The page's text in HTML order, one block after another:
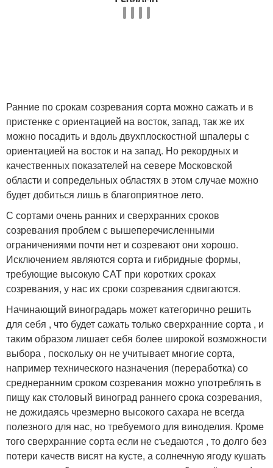
Ранние по срокам созревания сорта можно сажать и в
пристенке с ориентацией на восток, запад, так же их
можно посадить и вдоль двухплоскостной шпалеры с
ориентацией на восток и на запад. Но рекордных и
качественных показателей на севере Московской
области и сопредельных областях в этом случае можно
будет добиться лишь в благоприятное лето.
С сортами очень ранних и сверхранних сроков
созревания проблем с вышеперечисленными
ограничениями почти нет и созревают они хорошо.
Исключением являются сорта и гибридные формы,
требующие высокую САТ при коротких сроках
созревания, у нас их сроки созревания сдвигаются.
Начинающий виноградарь может категорично решить
для себя , что будет сажать только сверхранние сорта , и
таким образом лишает себя более широкой возможности
выбора , поскольку он не учитывает многие сорта,
например технического назначения (переработка) со
среднеранним сроком созревания можно употреблять в
пищу как столовый виноград раннего срока созревания,
не дожидаясь чрезмерно высокого сахара не всегда
полезного для нас, но требуемого для виноделия. Кроме
того сверхранние сорта если не съедаются , то долго без
потери качеств висят на кусте, а солнечную ягоду кушать